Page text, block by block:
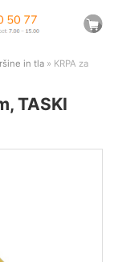
in tla » KRPA za
TASKI